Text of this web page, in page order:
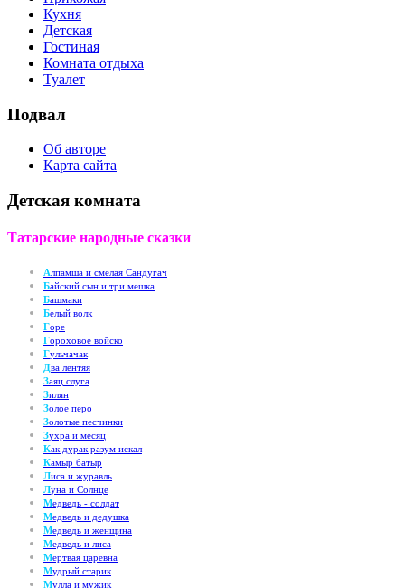
Кухня
Детская
Гостиная
Комната отдыха
Туалет
Подвал
Об авторе
Карта сайта
Детская комната
Татарские народные сказки
Алпамша и смелая Сандугач
Байский сын и три мешка
Башмаки
Белый волк
Горе
Гороховое войско
Гульчачак
Два лентяя
Заяц слуга
Зилян
Золое перо
Золотые песчинки
Зухра и месяц
Как дурак разум искал
Камыр батыр
Лиса и журавль
Луна и Солнце
Медведь - солдат
Медведь и дедушка
Медведь и женщина
Медведь и лиса
Мертвая царевна
Мудрый старик
Мулла и мужик